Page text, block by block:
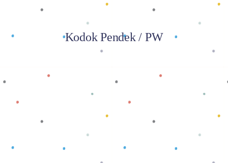
Kodok Pendek / PW
Baca selengkapnya